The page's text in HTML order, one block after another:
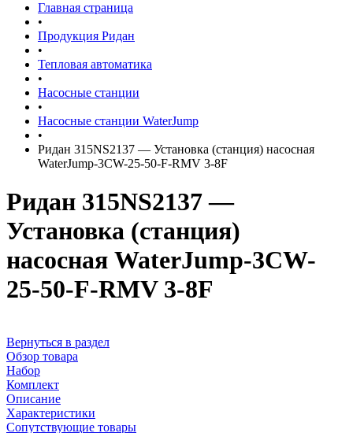
Главная страница
•
Продукция Ридан
•
Тепловая автоматика
•
Насосные станции
•
Насосные станции WaterJump
•
Ридан 315NS2137 — Установка (станция) насосная
WaterJump-3CW-25-50-F-RMV 3-8F
Ридан 315NS2137 —
Установка (станция)
насосная WaterJump-3CW-
25-50-F-RMV 3-8F
Вернуться в раздел
Обзор товара
Набор
Комплект
Описание
Характеристики
Сопутствующие товары